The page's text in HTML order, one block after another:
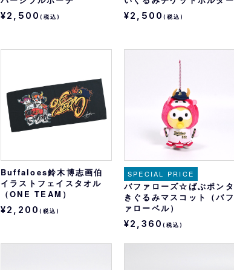
¥2,500(税込)
¥2,500(税込)
Buffaloes鈴木博志画伯
イラストフェイスタオル
（ONE TEAM）
¥2,200(税込)
SPECIAL PRICE
バファローズ☆ばぶポンタ
きぐるみマスコット（バフ
ァローベル）
¥2,360(税込)